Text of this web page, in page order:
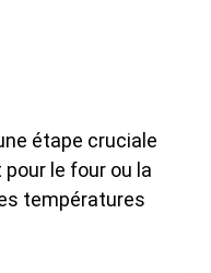
étape cruciale
le four ou la
températures